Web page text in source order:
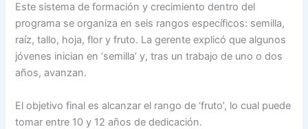
Este sistema de formación y crecimiento dentro del
programa se organiza en seis rangos específicos: semilla,
raíz, tallo, hoja, flor y fruto. La gerente explicó que algunos
jóvenes inician en ‘semilla’ y, tras un trabajo de uno o dos
años, avanzan.
El objetivo final es alcanzar el rango de ‘fruto’, lo cual puede
tomar entre 10 y 12 años de dedicación.